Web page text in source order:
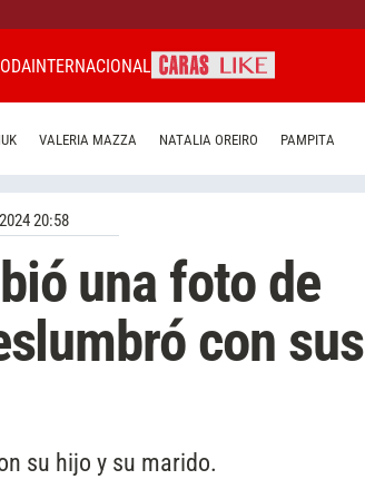
INTERNACIONAL
VALERIA MAZZA NATALIA OREIRO PAMPITA
20:58
una foto de
con sus
su hijo y su marido.